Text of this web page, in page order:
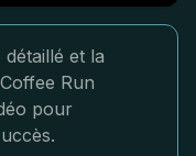
et la
Run
pour